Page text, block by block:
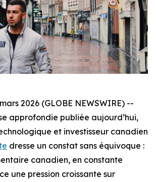
2026 (GLOBE NEWSWIRE) --
approfondie publiée aujourd’hui,
et investisseur canadien
dresse un constat sans équivoque :
canadien, en constante
une pression croissante sur